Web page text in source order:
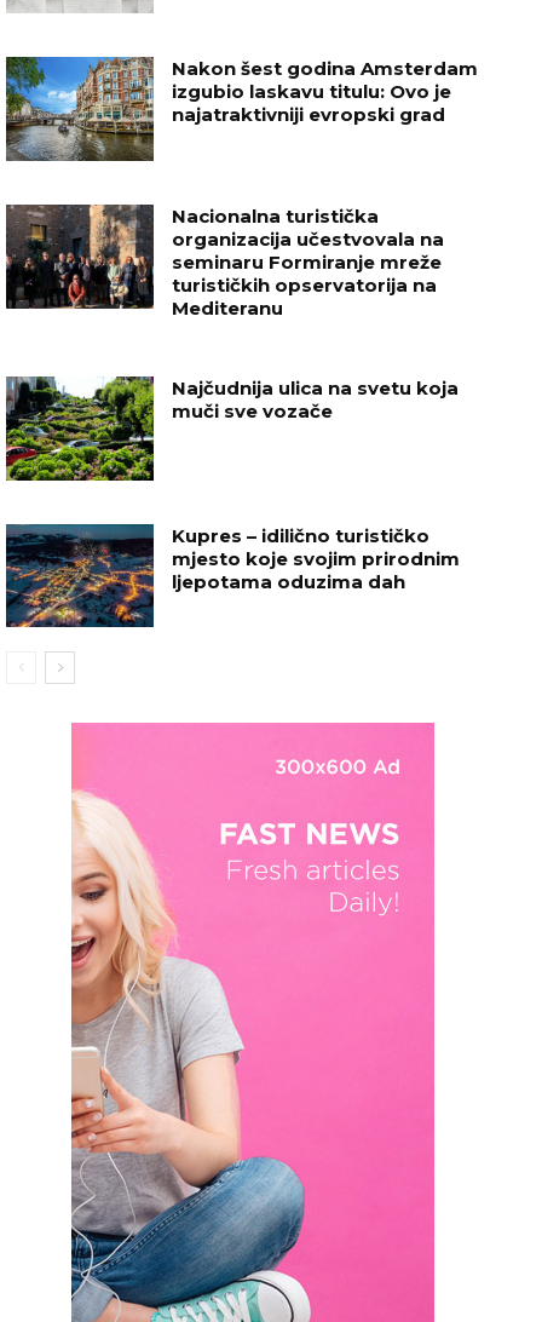
Nakon šest godina Amsterdam
izgubio laskavu titulu: Ovo je
najatraktivniji evropski grad
Nacionalna turistička
organizacija učestvovala na
seminaru Formiranje mreže
turističkih opservatorija na
Mediteranu
Najčudnija ulica na svetu koja
muči sve vozače
Kupres – idilično turističko
mjesto koje svojim prirodnim
ljepotama oduzima dah